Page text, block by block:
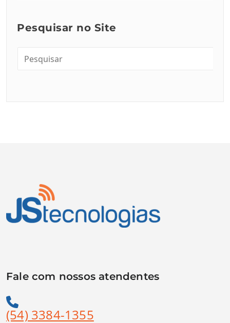
Pesquisar no Site
Fale com nossos atendentes
(54) 3384-1355